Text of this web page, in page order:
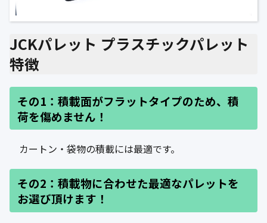
JCKパレット プラスチックパレット
特徴
その1：積載面がフラットタイプのため、積
荷を傷めません！
カートン・袋物の積載には最適です。
その2：積載物に合わせた最適なパレットを
お選び頂けます！